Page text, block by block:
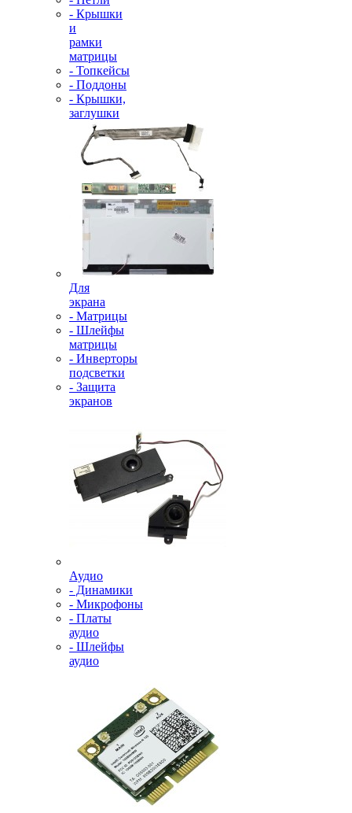
- Крышки
и
рамки
матрицы
- Топкейсы
- Поддоны
- Крышки,
заглушки
Для
экрана
- Матрицы
- Шлейфы
матрицы
- Инверторы
подсветки
- Защита
экранов
Аудио
- Динамики
- Микрофоны
- Платы
аудио
- Шлейфы
аудио